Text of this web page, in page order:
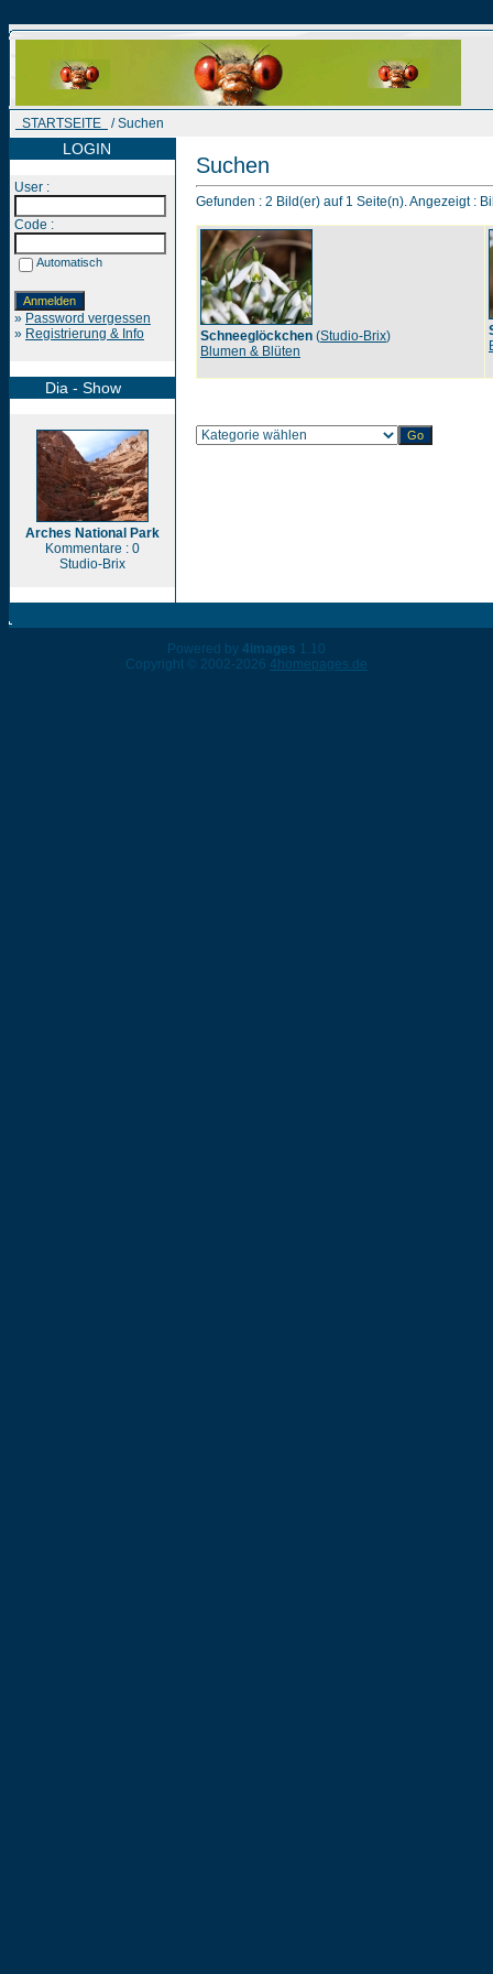
STARTSEITE / Suchen
LOGIN
User :
Code :
Automatisch
» Password vergessen
» Registrierung & Info
Dia - Show
Arches National Park
Kommentare : 0
Studio-Brix
Suchen
Gefunden : 2 Bild(er) auf 1 Seite(n). Angezeigt :
Schneeglöckchen (Studio-Brix)
Blumen & Blüten
Powered by 4images 1.10
Copyright © 2002-2026 4homepages.de